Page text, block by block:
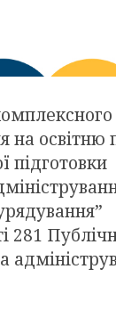
на освітню
підготовки
281